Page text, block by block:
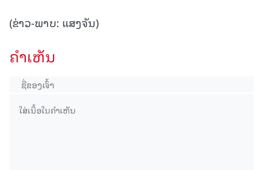
(ຂ່າວ-ພາບ: ແສງຈັນ)
ຄໍາເຫັນ